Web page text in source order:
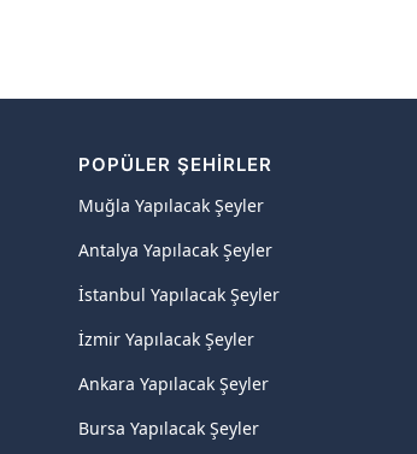
POPÜLER ŞEHIRLER
Muğla Yapılacak Şeyler
Antalya Yapılacak Şeyler
İstanbul Yapılacak Şeyler
İzmir Yapılacak Şeyler
Ankara Yapılacak Şeyler
Bursa Yapılacak Şeyler